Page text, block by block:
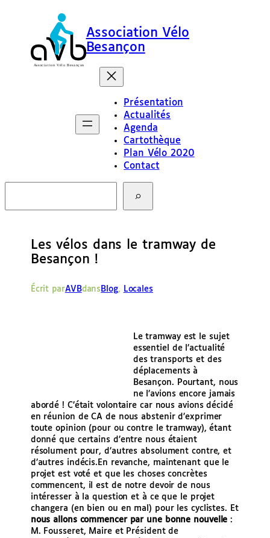
Association Vélo
Besançon
Présentation
Actualités
Agenda
Cartothèque
Plan Vélo 2020
Contact
c
Les vélos dans le tramway de
Besançon !
Écrit parAVBdans Blog, Locales
Le tramway est le sujet
essentiel de l’actualité
des transports et des
déplacements à
Besançon. Pourtant, nous
ne l’avions encore jamais
abordé ! C’était volontaire car nous avions décidé
en réunion de CA de nous abstenir d’exprimer
toute opinion (pour ou contre le tramway), étant
donné que certains d’entre nous étaient
résolument pour, d’autres absolument contre, et
d’autres indécis. En revanche, maintenant que le
projet est voté et que les choses concrètes
commencent, il est de notre devoir de nous
intéresser à la question et à ce que le projet
changera (en bien ou en mal) pour les cyclistes. Et
nous allons commencer par une bonne nouvelle :
M. Fousseret, Maire et Président de